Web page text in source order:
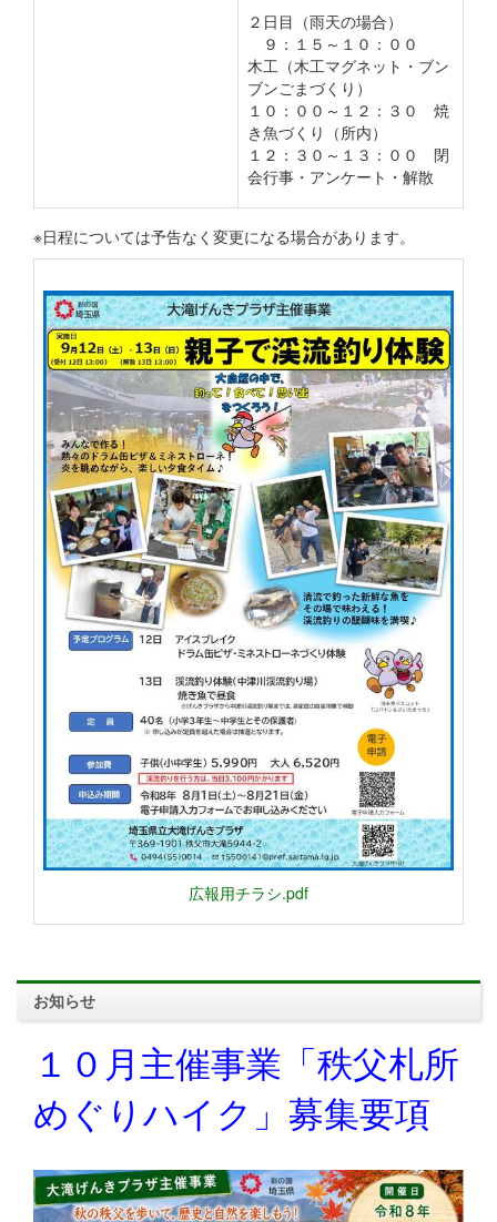
２日目（雨天の場合）
９：１５～１０：００
木工（木工マグネット・ブン
ブンごまづくり）
１０：００～１２：３０ 焼
き魚づくり（所内）
１２：３０～１３：００ 閉
会行事・アンケート・解散
※日程については予告なく変更になる場合があります。
広報用チラシ.pdf
お知らせ
１０月主催事業「秩父札所
めぐりハイク」募集要項